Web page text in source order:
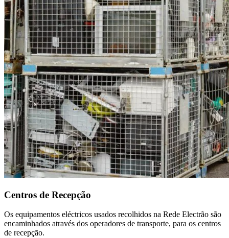
Centros de Recepção
Os equipamentos eléctricos usados recolhidos na Rede Electrão são
encaminhados através dos operadores de transporte, para os centros
de recepção.